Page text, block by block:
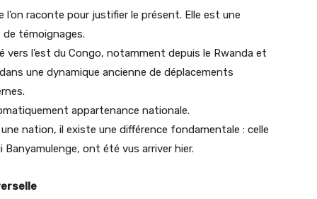
l’on raconte pour justifier le présent. Elle est une
témoignages.
vers l’est du Congo, notamment depuis le Rwanda et
une dynamique ancienne de déplacements
appartenance nationale.
nation, il existe une différence fondamentale : celle
ont été vus arriver hier.